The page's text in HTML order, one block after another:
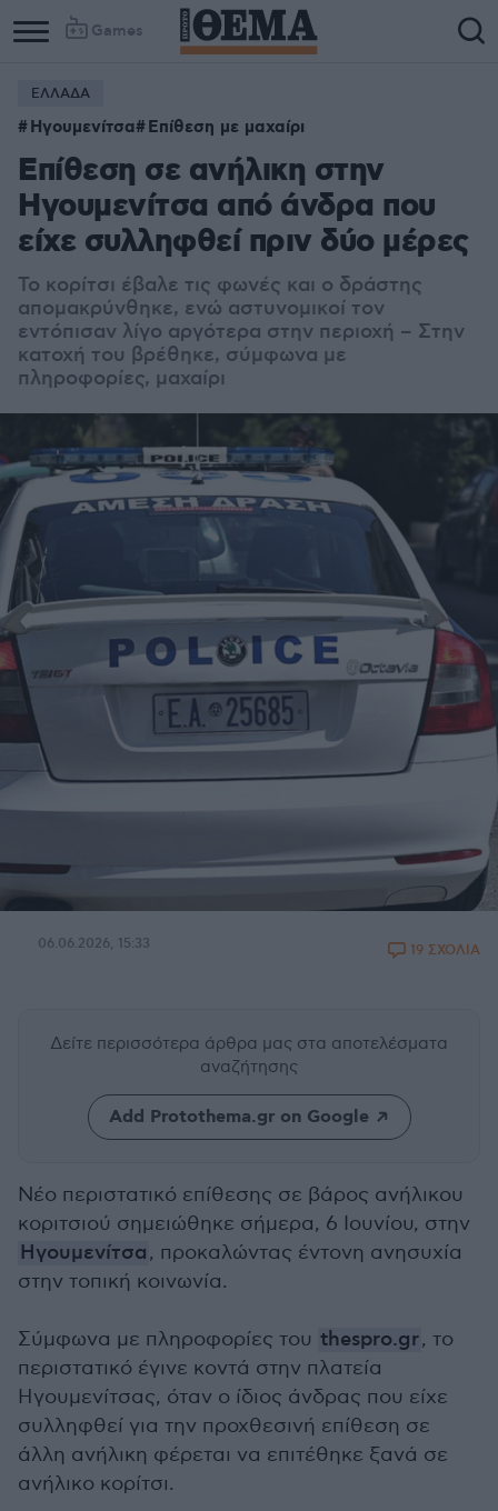
Games
ΕΛΛΑΔΑ
Ηγουμενίτσα Επίθεση με μαχαίρι
Επίθεση σε ανήλικη στην
Ηγουμενίτσα από άνδρα που
είχε συλληφθεί πριν δύο μέρες
Το κορίτσι έβαλε τις φωνές και ο δράστης
απομακρύνθηκε, ενώ αστυνομικοί τον
εντόπισαν λίγο αργότερα στην περιοχή – Στην
κατοχή του βρέθηκε, σύμφωνα με
πληροφορίες, μαχαίρι
06.06.2026, 15:33 19 ΣΧΟΛΙΑ
Δείτε περισσότερα άρθρα μας στα αποτελέσματα
αναζήτησης
Add Protothema.gr on Google
Νέο περιστατικό επίθεσης σε βάρος ανήλικου
κοριτσιού σημειώθηκε σήμερα, 6 Ιουνίου, στην
Ηγουμενίτσα, προκαλώντας έντονη ανησυχία
στην τοπική κοινωνία.
Σύμφωνα με πληροφορίες του thespro.gr, το
περιστατικό έγινε κοντά στην πλατεία
Ηγουμενίτσας, όταν ο ίδιος άνδρας που είχε
συλληφθεί για την προχθεσινή επίθεση σε
άλλη ανήλικη φέρεται να επιτέθηκε ξανά σε
ανήλικο κορίτσι.